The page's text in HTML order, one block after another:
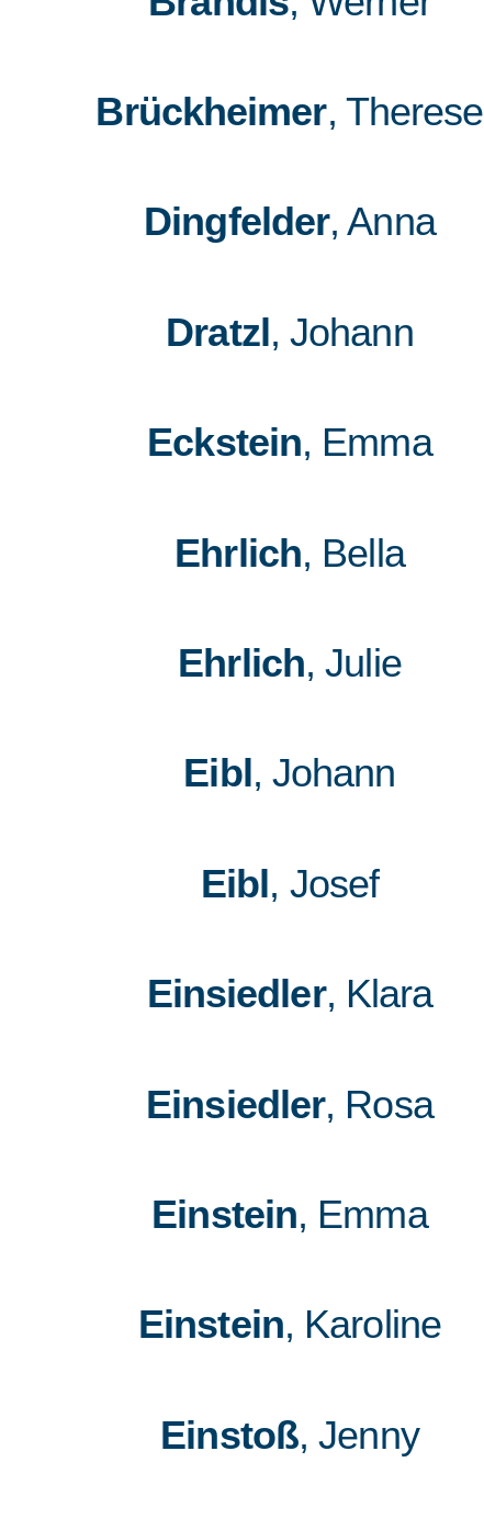
Brückheimer, Therese
Dingfelder, Anna
Dratzl, Johann
Eckstein, Emma
Ehrlich, Bella
Ehrlich, Julie
Eibl, Johann
Eibl, Josef
Einsiedler, Klara
Einsiedler, Rosa
Einstein, Emma
Einstein, Karoline
Einstoß, Jenny